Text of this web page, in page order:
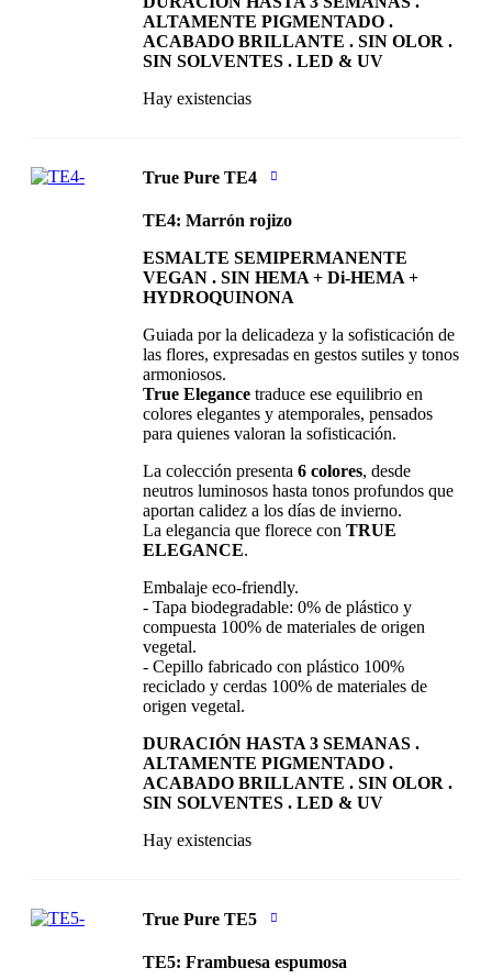
ALTAMENTE PIGMENTADO .
ACABADO BRILLANTE . SIN OLOR .
SIN SOLVENTES . LED & UV
Hay existencias
True Pure TE4
TE4: Marrón rojizo
ESMALTE SEMIPERMANENTE
VEGAN . SIN HEMA + Di-HEMA +
HYDROQUINONA
Guiada por la delicadeza y la sofisticación de
las flores, expresadas en gestos sutiles y tonos
armoniosos.
True Elegance traduce ese equilibrio en
colores elegantes y atemporales, pensados
para quienes valoran la sofisticación.
La colección presenta6 colores, desde
neutros luminosos hasta tonos profundos que
aportan calidez a los días de invierno.
La elegancia que florece conTRUE
ELEGANCE.
Embalaje eco-friendly.
- Tapa biodegradable: 0% de plástico y
compuesta 100% de materiales de origen
vegetal.
- Cepillo fabricado con plástico 100%
reciclado y cerdas 100% de materiales de
origen vegetal.
DURACIÓN HASTA 3 SEMANAS .
ALTAMENTE PIGMENTADO .
ACABADO BRILLANTE . SIN OLOR .
SIN SOLVENTES . LED & UV
Hay existencias
True Pure TE5
TE5: Frambuesa espumosa